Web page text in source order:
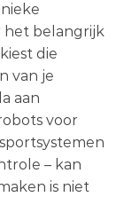
het belangrijk
die
van je
aan
voor
– kan
is niet